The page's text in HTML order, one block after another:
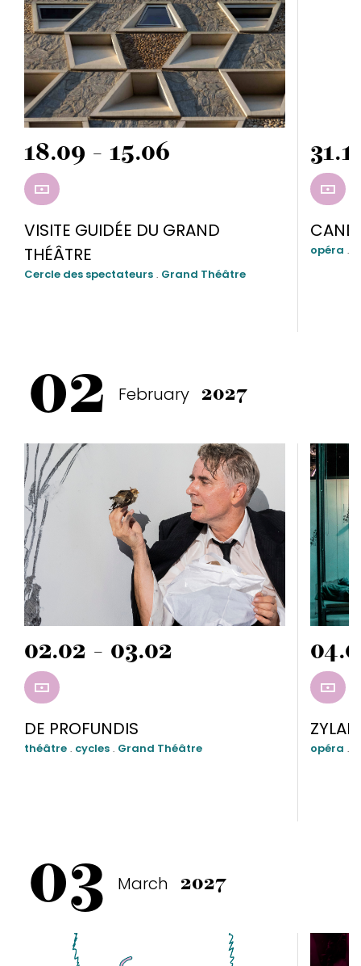
18.09 - 15.06
RÉSERVER
VISITE GUIDÉE DU GRAND
THÉÂTRE
Cercle des spectateurs . Grand Théâtre
opéra .
02 February 2027
02.02 - 03.02
RÉSERVER
DE PROFUNDIS
théâtre . cycles . Grand Théâtre opéra .
03 March 2027